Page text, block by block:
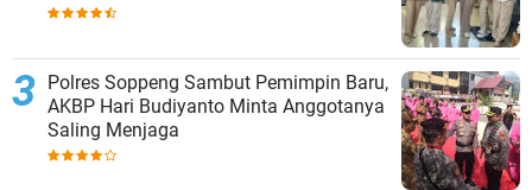
Polres Soppeng Sambut Pemimpin Baru,
AKBP Hari Budiyanto Minta Anggotanya
Saling Menjaga